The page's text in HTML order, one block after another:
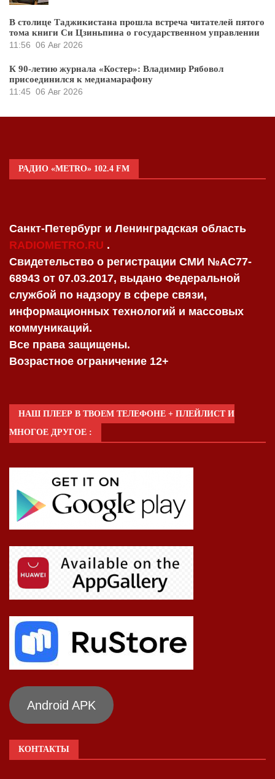
В столице Таджикистана прошла встреча читателей пятого
тома книги Си Цзиньпина о государственном управлении
11:56 06 Авг 2026
К 90-летию журнала «Костер»: Владимир Рябовол
присоединился к медиамарафону
11:45 06 Авг 2026
РАДИО «METRO» 102.4 FM
Санкт-Петербург и Ленинградская область
RADIOMETRO.RU .
Свидетельство о регистрации СМИ №AC77-
68943 от 07.03.2017, выдано Федеральной
службой по надзору в сфере связи,
информационных технологий и массовых
коммуникаций.
Все права защищены.
Возрастное ограничение 12+
НАШ ПЛЕЕР В ТВОЕМ ТЕЛЕФОНЕ + ПЛЕЙЛИСТ И
МНОГОЕ ДРУГОЕ :
Android APK
КОНТАКТЫ